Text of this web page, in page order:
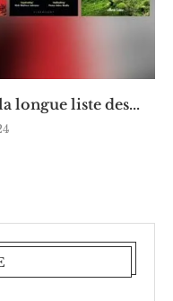
longue liste des...